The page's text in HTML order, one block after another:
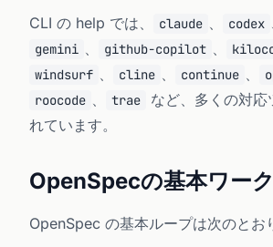
CLI の help では、 claude 、 codex
gemini 、 github-copilot 、
windsurf 、 cline 、 continue 、
roocode 、 trae
など、多くの対応
れています。
OpenSpecの基本ワー
OpenSpec の基本ループは次のとお